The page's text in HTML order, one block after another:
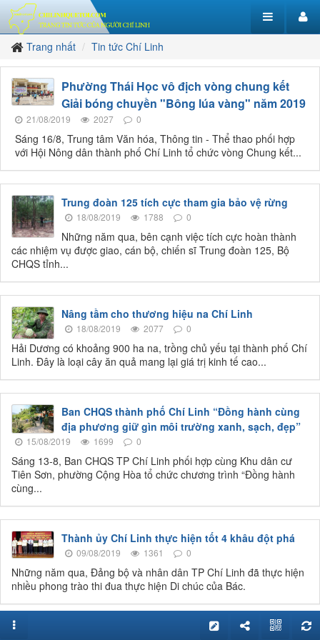
Trang nhất Tin tức Chí Linh
Phường Thái Học vô địch vòng chung kết
Giải bóng chuyền "Bông lúa vàng" năm 2019
21/08/2019 2027 0
Sáng 16/8, Trung tâm Văn hóa, Thông tin - Thể thao phối hợp
với Hội Nông dân thành phố Chí Linh tổ chức vòng Chung kết...
Trung đoàn 125 tích cực tham gia bảo vệ rừng
18/08/2019 1788 0
Những năm qua, bên cạnh việc tích cực hoàn thành
các nhiệm vụ được giao, cán bộ, chiến sĩ Trung đoàn 125, Bộ
CHQS tỉnh...
Nâng tầm cho thương hiệu na Chí Linh
18/08/2019 2077 0
Hải Dương có khoảng 900 ha na, trồng chủ yếu tại thành phố Chí
Linh. Đây là loại cây ăn quả mang lại giá trị kinh tế cao...
Ban CHQS thành phố Chí Linh “Đồng hành cùng
địa phương giữ gìn môi trường xanh, sạch, đẹp”
15/08/2019 1699 0
Sáng 13-8, Ban CHQS TP Chí Linh phối hợp cùng Khu dân cư
Tiên Sơn, phường Cộng Hòa tổ chức chương trình “Đồng hành
cùng...
Thành ủy Chí Linh thực hiện tốt 4 khâu đột phá
09/08/2019 1361 0
Những năm qua, Đảng bộ và nhân dân TP Chí Linh đã thực hiện
nhiều phong trào thi đua thực hiện Di chúc của Bác.